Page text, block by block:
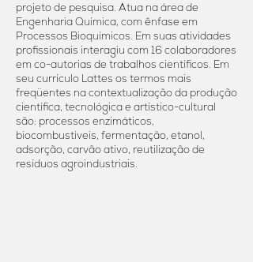
projeto de pesquisa. Atua na área de
Engenharia Química, com ênfase em
Processos Bioquímicos. Em suas atividades
profissionais interagiu com 16 colaboradores
em co-autorias de trabalhos científicos. Em
seu currículo Lattes os termos mais
freqüentes na contextualização da produção
científica, tecnológica e artístico-cultural
são: processos enzimáticos,
biocombustíveis, fermentação, etanol,
adsorção, carvão ativo, reutilização de
resíduos agroindustriais.